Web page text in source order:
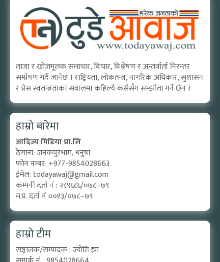
ताजा र खोजमूलक समाचार, विचार, विश्लेषण र अन्तर्वार्ता निरन्तर
सम्प्रेषण गर्दै जानेछ । राष्ट्रियता, लोकतन्त्र, नागरिक अधिकार, सुशासन
र प्रेस स्वतन्त्रताका सवालमा कहिल्यै कसैसँग सम्झौता गर्ने छैन ।
हाम्रो बारेमा
आदिज्य मिडिया प्रा.लि
ठेगाना: जनकपुरधाम, धनुषा
फोन नम्बर: +977-9854028663
ईमेल: todayawaj@gmail.com
कम्पनी दर्ता नं : २८९६८६/०७८–७९
म.प्र. दर्ता नं ००१३/०७८–७९
हाम्रो टीम
सञ्चालक/सम्पादक : ज्योति झा